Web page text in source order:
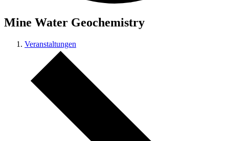
Mine Water Geochemistry
Veranstaltungen